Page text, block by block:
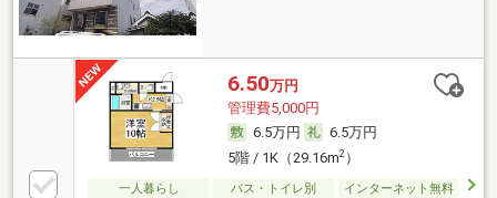
6.50万円
管理費5,000円
6.5万円
6.5万円
5階 / 1K（29.16m2）
一人暮らし バス・トイレ別
インターネット無料